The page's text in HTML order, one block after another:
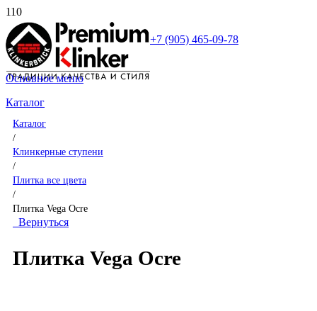
+7 (905) 465-09-78
Основное меню
Каталог
Каталог
/
Клинкерные ступени
/
Плитка все цвета
/
Плитка Vega Ocre
Вернуться
Плитка Vega Ocre